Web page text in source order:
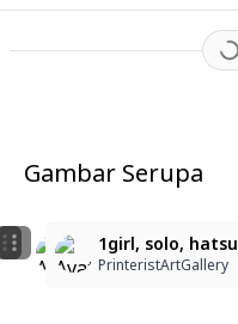
Gambar Serupa
Miku 💛 Golden
ASV
hatsune miku,
PrinteristArtGallery
1girl, solo,
PrinteristArtGallery